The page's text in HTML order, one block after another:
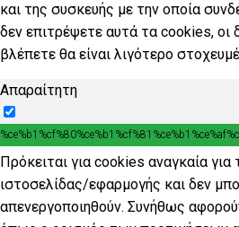
και της συσκευής με την οποία
δεν επιτρέψετε αυτά τα cookies, οι
βλέπετε θα είναι λιγότερο
Απαραίτητη
Πρόκειται για cookies αναγκαία για
ιστοσελίδας/εφαρμογής και δεν
απενεργοποιηθούν. Συνήθως